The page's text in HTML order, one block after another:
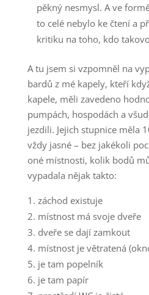
pěkný nesmysl. A ve
to celé nebylo ke čtení a
kritiku na toho, kdo
A tu jsem si vzpomněl na
bardů z mé kapely, kteří
kapele, měli zavedeno
pumpách, hospodách a
jezdili. Jejich stupnice měla
vždy jasné – bez jakékoli
oné místnosti, kolik bodů
vypadala nějak takto:
záchod existuje
místnost má svoje dveře
dveře se dají zamkout
místnost je větratená
je tam popelník
je tam papír